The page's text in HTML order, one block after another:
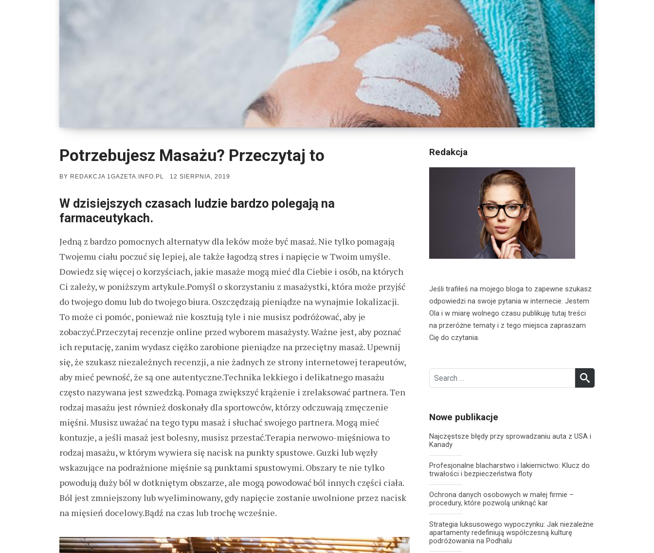
Potrzebujesz Masażu? Przeczytaj to
BY REDAKCJA 1GAZETA.INFO.PL
POSTED
12 SIERPNIA, 2019
W dzisiejszych czasach ludzie bardzo polegają na
farmaceutykach.
Jedną z bardzo pomocnych alternatyw dla leków może być masaż. Nie tylko pomagają
Twojemu ciału poczuć się lepiej, ale także łagodzą stres i napięcie w Twoim umyśle.
Dowiedz się więcej o korzyściach, jakie masaże mogą mieć dla Ciebie i osób, na których
Ci zależy, w poniższym artykule.Pomyśl o skorzystaniu z masażystki, która może przyjść
do twojego domu lub do twojego biura. Oszczędzają pieniądze na wynajmie lokalizacji.
To może ci pomóc, ponieważ nie kosztują tyle i nie musisz podróżować, aby je
zobaczyć.Przeczytaj recenzje online przed wyborem masażysty. Ważne jest, aby poznać
ich reputację, zanim wydasz ciężko zarobione pieniądze na przeciętny masaż. Upewnij
się, że szukasz niezależnych recenzji, a nie żadnych ze strony internetowej terapeutów,
aby mieć pewność, że są one autentyczne.Technika lekkiego i delikatnego masażu
często nazywana jest szwedzką. Pomaga zwiększyć krążenie i zrelaksować partnera. Ten
rodzaj masażu jest również doskonały dla sportowców, którzy odczuwają zmęczenie
mięśni. Musisz uważać na tego typu masaż i słuchać swojego partnera. Mogą mieć
kontuzje, a jeśli masaż jest bolesny, musisz przestać.Terapia nerwowo-mięśniowa to
rodzaj masażu, w którym wywiera się nacisk na punkty spustowe. Guzki lub węzły
wskazujące na podrażnione mięśnie są punktami spustowymi. Obszary te nie tylko
powodują duży ból w dotkniętym obszarze, ale mogą powodować ból innych części ciała.
Ból jest zmniejszony lub wyeliminowany, gdy napięcie zostanie uwolnione przez nacisk
na mięsień docelowy.Bądź na czas lub trochę wcześnie.
Redakcja
Jeśli trafiłeś na mojego bloga to zapewne szukasz
odpowiedzi na swoje pytania w internecie. Jestem
Ola i w miarę wolnego czasu publikuję tutaj treści
na przeróżne tematy i z tego miejsca zapraszam
Cię do czytania.
Search
for:
Nowe publikacje
Najczęstsze błędy przy sprowadzaniu auta z USA i
Kanady
Profesjonalne blacharstwo i lakiernictwo: Klucz do
trwałości i bezpieczeństwa floty
Ochrona danych osobowych w małej firmie –
procedury, które pozwolą uniknąć kar
Strategia luksusowego wypoczynku: Jak niezależne
apartamenty redefiniują współczesną kulturę
podróżowania na Podhalu